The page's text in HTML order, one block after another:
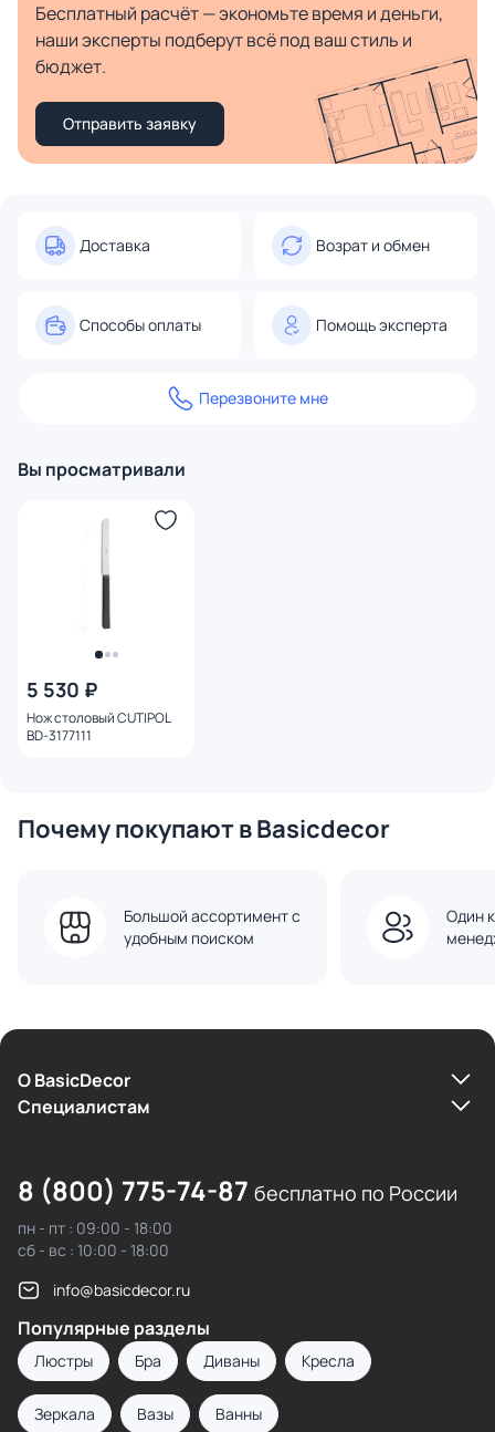
Бесплатный расчёт — экономьте время и деньги,
наши эксперты подберут всё под ваш стиль и
бюджет.
Отправить заявку
Доставка Возрат и обмен
Способы оплаты Помощь эксперта
Перезвоните мне
Вы просматривали
5 530 ₽
Нож столовый CUTIPOL
BD-3177111
Почему покупают в Basicdecor
Большой ассортимент с
удобным поиском
Один
О BasicDecor
Cпециалистам
8 (800) 775-74-87 бесплатно по России
пн - пт : 09:00 - 18:00
сб - вс : 10:00 - 18:00
info@basicdecor.ru
Популярные разделы
Люстры Бра Диваны Кресла
Зеркала Вазы Ванны